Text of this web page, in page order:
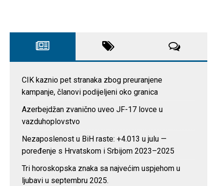
CIK kaznio pet stranaka zbog preuranjene
kampanje, članovi podijeljeni oko granica
Azerbejdžan zvanično uveo JF-17 lovce u
vazduhoplovstvo
Nezaposlenost u BiH raste: +4.013 u julu —
poređenje s Hrvatskom i Srbijom 2023–2025
Tri horoskopska znaka sa najvećim uspjehom u
ljubavi u septembru 2025.